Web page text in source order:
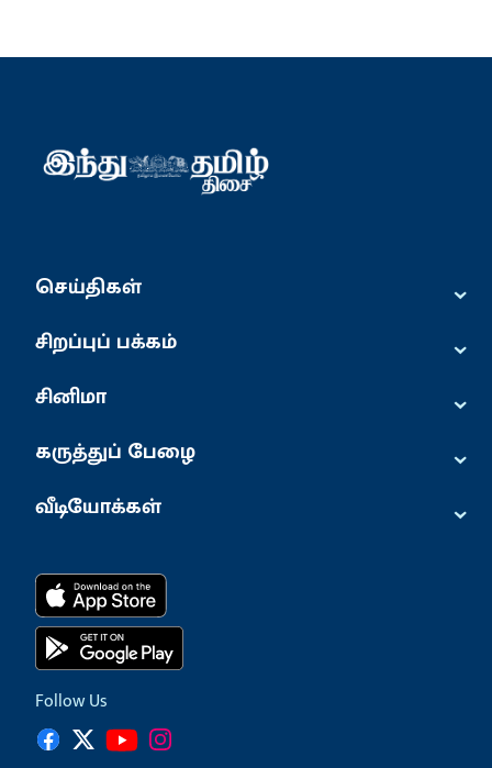
Follow Us
செய்திகள் ⌄
சிறப்புப் பக்கம் ⌄
சினிமா ⌄
கருத்துப் பேழை ⌄
வீடியோக்கள் ⌄